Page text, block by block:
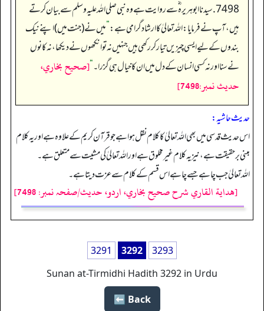
7498. سیدنا ابو ہریرہ ؓ سے روایت ہے وہ نبی صلی اللہ علیہ وسلم سے بیان کرتے
ہیں، آپ نے فرمایا: اللہ تعالیٰ کا ارشاد گرامی ہے:”میں نے (جنت میں) اپنے نیک
بندوں کے لیے ایسی چیزیں تیار کر رکھی ہیں جنہیں نہ تو انکھوں نے دیکھا، نہ کانوں
نے سنا اور نہ کسی انسان کے دل میں ان کا خیال ہی گزرا۔“[صحيح بخاري،
حديث نمبر:7498]
حدیث حاشیہ:
اس حدیث قدسی میں بھی اللہ تعالیٰ کا کلام نقل ہوا ہے جو قرآن کریم کےعلاوہ ہے اور یہ کلام
مبنی برحقیقت ہے، نیز یہ کلام غیرمخلوق ہے اور اللہ تعالیٰ کی مشیت سے متعلق ہے۔
اللہ تعالیٰ جب چاہے جسے چاہے اس قسم کے کلام سے عزت دیتا ہے۔
[هداية القاري شرح صحيح بخاري، اردو، حدیث/صفحہ نمبر: 7498]
3291 3292
3293
Sunan at-Tirmidhi Hadith 3292 in Urdu
Back ⬅️